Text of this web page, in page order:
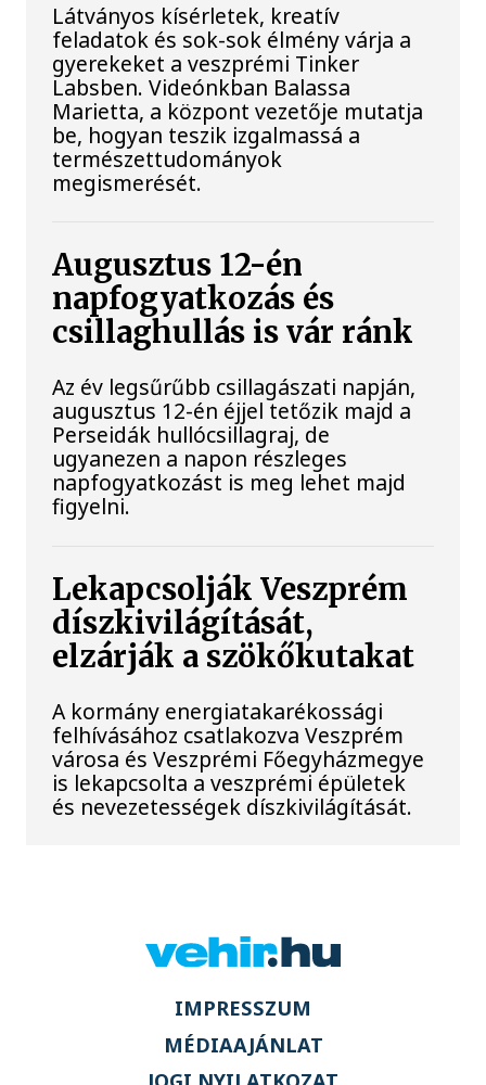
Látványos kísérletek, kreatív
feladatok és sok-sok élmény várja a
gyerekeket a veszprémi Tinker
Labsben. Videónkban Balassa
Marietta, a központ vezetője mutatja
be, hogyan teszik izgalmassá a
természettudományok
megismerését.
Augusztus 12-én
napfogyatkozás és
csillaghullás is vár ránk
Az év legsűrűbb csillagászati napján,
augusztus 12-én éjjel tetőzik majd a
Perseidák hullócsillagraj, de
ugyanezen a napon részleges
napfogyatkozást is meg lehet majd
figyelni.
Lekapcsolják Veszprém
díszkivilágítását,
elzárják a szökőkutakat
A kormány energiatakarékossági
felhívásához csatlakozva Veszprém
városa és Veszprémi Főegyházmegye
is lekapcsolta a veszprémi épületek
és nevezetességek díszkivilágítását.
IMPRESSZUM
MÉDIAAJÁNLAT